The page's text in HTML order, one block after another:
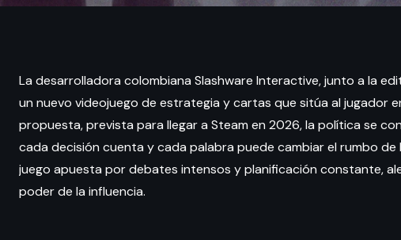
La desarrolladora colombiana Slashware Interactive, junto a la
un nuevo videojuego de estrategia y cartas que sitúa al jugador
propuesta, prevista para llegar a Steam en 2026, la política se
cada decisión cuenta y cada palabra puede cambiar el rumbo de
juego apuesta por debates intensos y planificación constante,
poder de la influencia.